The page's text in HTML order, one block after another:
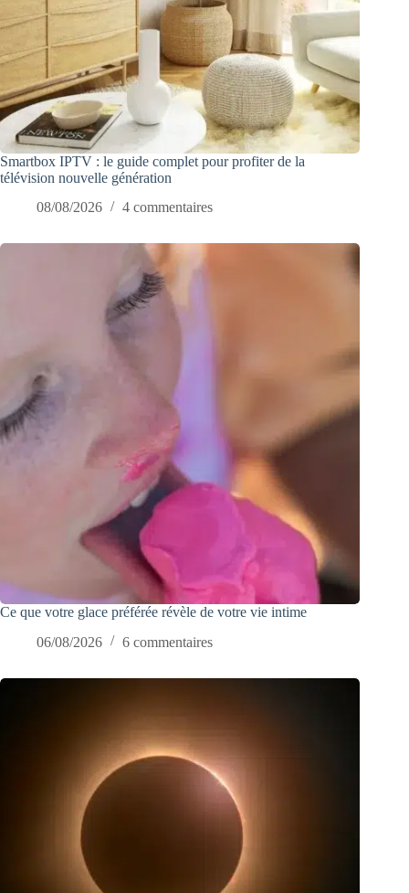
Smartbox IPTV : le guide complet pour profiter de la
télévision nouvelle génération
08/08/2026
4 commentaires
Ce que votre glace préférée révèle de votre vie intime
06/08/2026
6 commentaires